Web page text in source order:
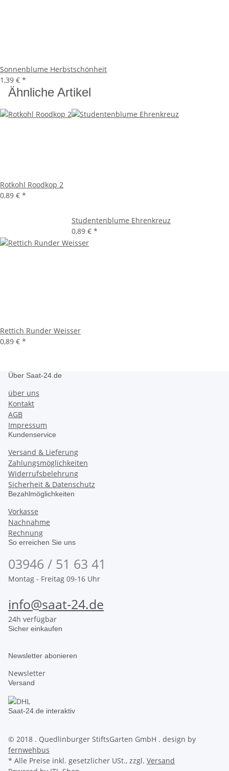
Sonnenblume Herbstschönheit
1,39 € *
Ähnliche Artikel
Rotkohl Roodkop 2
0,89 € *
Studentenblume Ehrenkreuz
0,89 € *
Rettich Runder Weisser
0,89 € *
Über Saat-24.de
über uns
Kontakt
AGB
Impressum
Kundenservice
Versand & Lieferung
Zahlungsmöglichkeiten
Widerrufsbelehrung
Sicherheit & Datenschutz
Bezahlmöglichkeiten
Vorkasse
Nachnahme
Rechnung
So erreichen Sie uns
03946 / 51 63 41
Montag - Freitag 09-16 Uhr
info@saat-24.de
24h verfügbar
Sicher einkaufen
Newsletter abonieren
Newsletter
Versand
Saat-24.de interaktiv
© 2018 . Quedlinburger StiftsGarten GmbH . design by
fernwehbus
* Alle Preise inkl. gesetzlicher USt., zzgl. Versand